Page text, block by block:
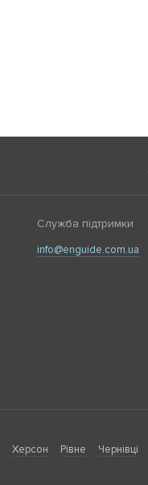
Служба підтримки
info@enguide.com.ua
Херсон Рівне Чернівці